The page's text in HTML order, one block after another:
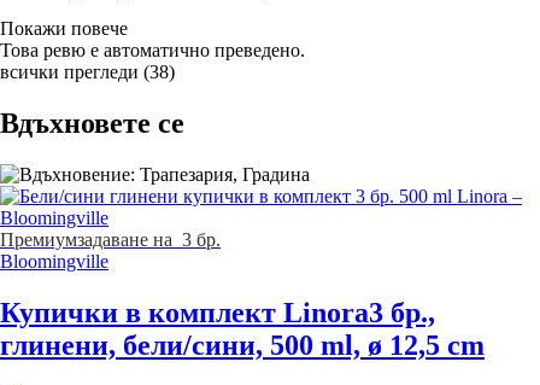
Покажи повече
Това ревю е автоматично преведено.
всички прегледи (38)
Вдъхновете се
Премиумзадаване на 3 бр.
Bloomingville
Купички в комплект Linora3 бр.,
глинени, бели/сини, 500 ml, ø 12,5 cm